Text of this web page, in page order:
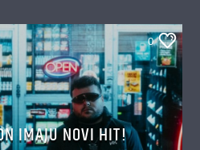
0
IMAJU NOVI HIT!